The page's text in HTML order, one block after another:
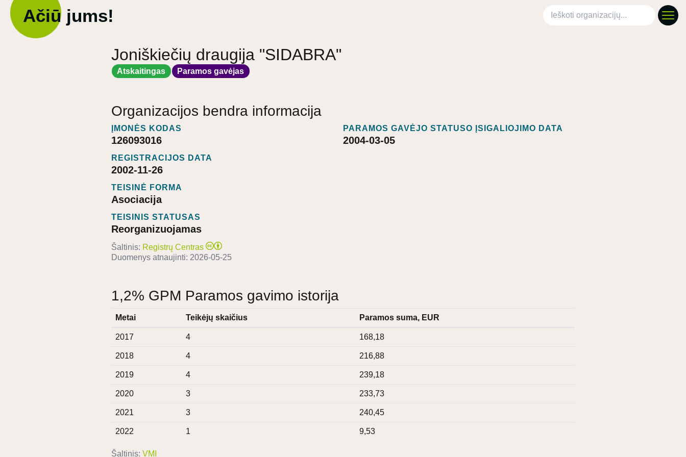
Ačiū jums! Ieškoti organizacijų
Joniškiečių draugija "SIDABRA"
Atskaitingas Paramos gavėjas
Organizacijos bendra informacija
ĮMONĖS KODAS
126093016
REGISTRACIJOS DATA
2002-11-26
TEISINĖ FORMA
Asociacija
TEISINIS STATUSAS
Reorganizuojamas
PARAMOS GAVĖJO STATUSO ĮSIGALIOJIMO DATA
2004-03-05
Šaltinis: Registrų Centras
Duomenys atnaujinti: 2026-05-25
1,2% GPM Paramos gavimo istorija
Metai Teikėjų skaičius Paramos suma, EUR
2017 4 168,18
2018 4 216,88
2019 4 239,18
2020 3 233,73
2021 3 240,45
2022 1 9,53
Šaltinis: VMI